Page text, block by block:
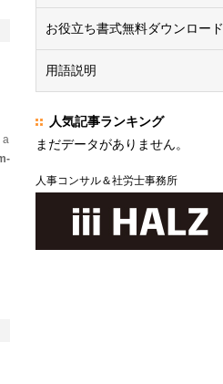
a
お役立ち書式無料ダウンロード
用語説明
人気記事ランキング
まだデータがありません。
人事コンサル＆社労士事務所